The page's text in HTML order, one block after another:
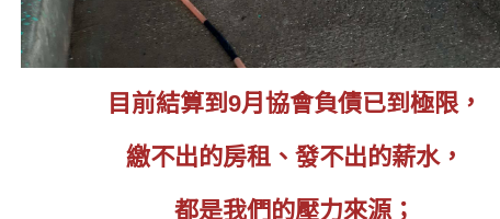
目前結算到9月協會負債已到極限，
繳不出的房租、發不出的薪水，
都是我們的壓力來源；